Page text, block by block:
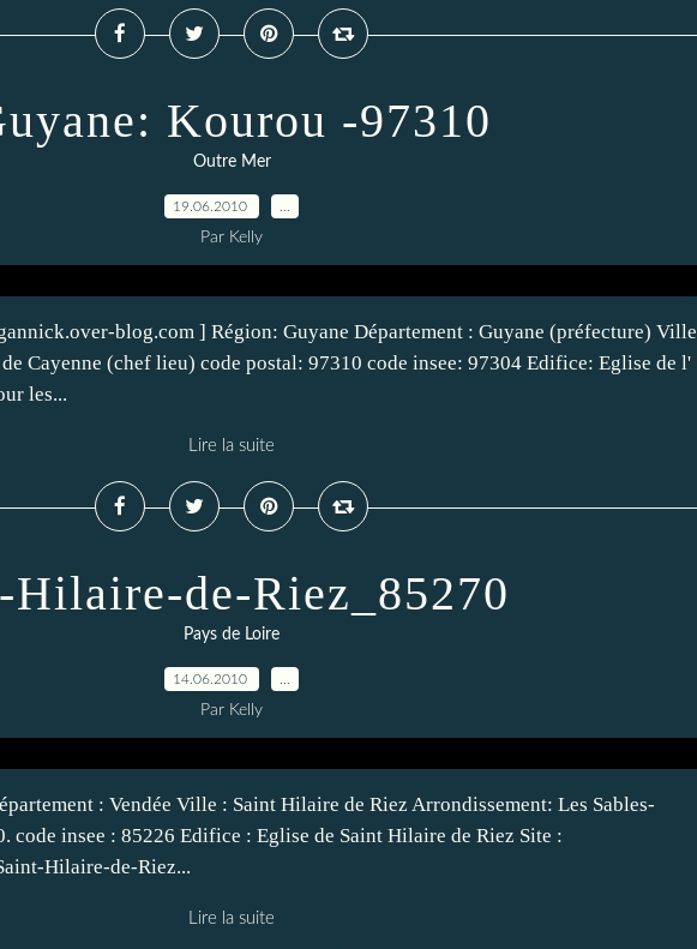
Kourou -97310
Outre Mer
19.06.2010
Par Kelly
blog.com ] Région: Guyane Département : Guyane (préfecture) Ville
Cayenne (chef lieu) code postal: 97310 code insee: 97304 Edifice: Eglise de l'
les...
Lire la suite
Hilaire-de-Riez_85270
Pays de Loire
14.06.2010
Par Kelly
: Vendée Ville : Saint Hilaire de Riez Arrondissement: Les Sables-
code insee : 85226 Edifice : Eglise de Saint Hilaire de Riez Site :
Hilaire-de-Riez...
Lire la suite